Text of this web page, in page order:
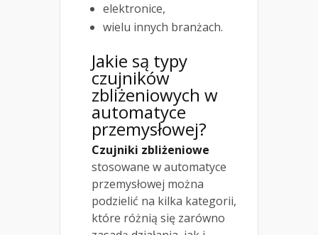
elektronice,
wielu innych branżach.
Jakie są typy
czujników
zbliżeniowych w
automatyce
przemysłowej?
Czujniki zbliżeniowe
stosowane w automatyce
przemysłowej można
podzielić na kilka kategorii,
które różnią się zarówno